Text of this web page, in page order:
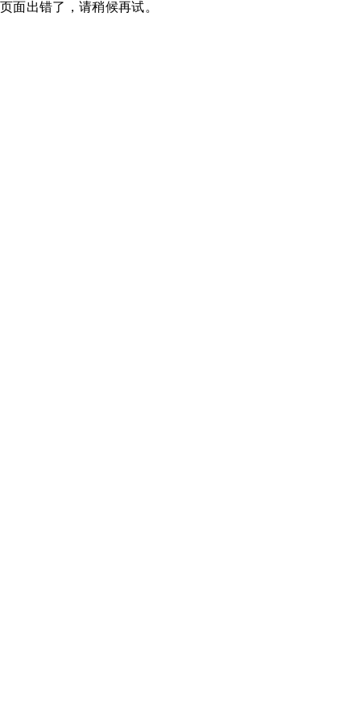
页面出错了，请稍候再试。